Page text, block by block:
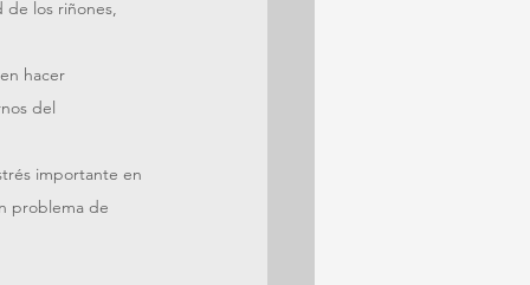
de los riñones,
hacer
del
importante en
problema de